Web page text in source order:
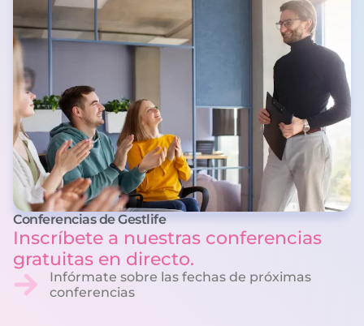
Conferencias de Gestlife
Inscríbete a nuestras conferencias
gratuitas en directo.
Infórmate sobre las fechas de próximas
conferencias